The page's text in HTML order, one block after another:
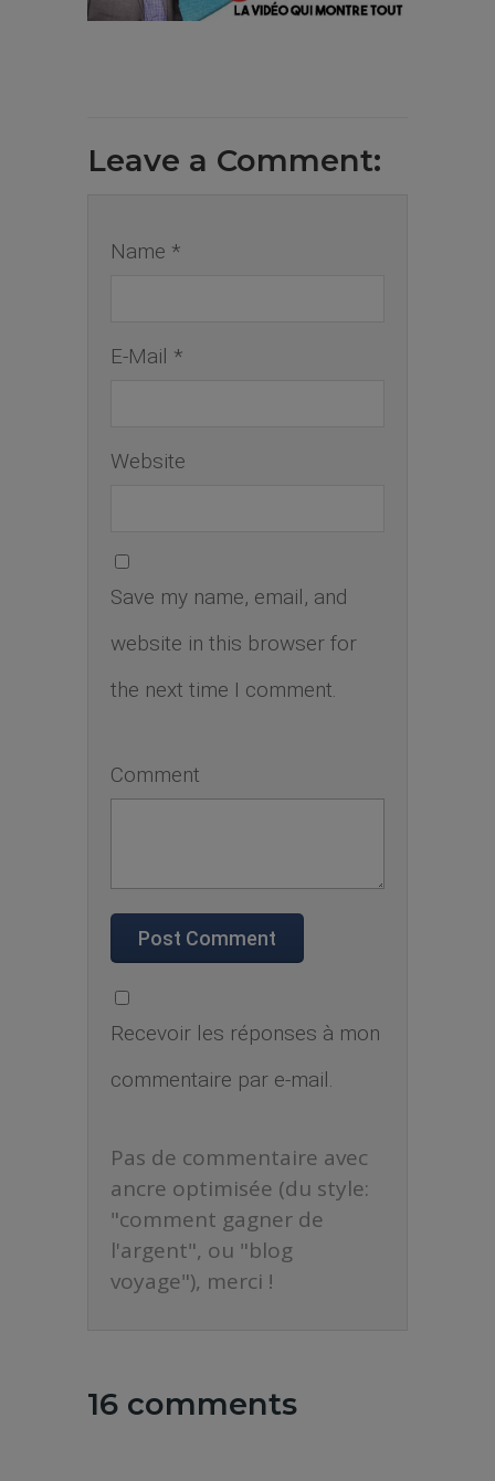
Leave a Comment:
Name *
E-Mail *
Website
Save my name, email, and
website in this browser for
the next time I comment.
Comment
Recevoir les réponses à mon
commentaire par e-mail.
Pas de commentaire avec
ancre optimisée (du style:
"comment gagner de
l'argent", ou "blog
voyage"), merci !
16 comments